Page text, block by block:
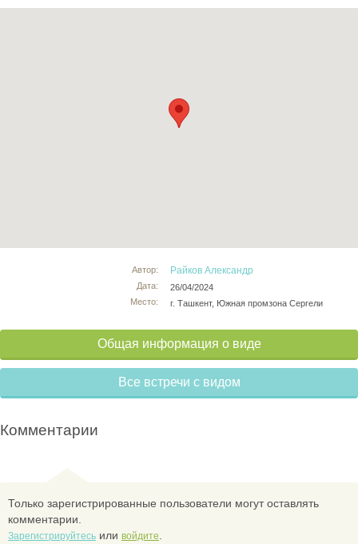
Автор:
Дата:
Место:
Райков Александр
26/04/2024
г. Ташкент, Южная промзона Сергели
Общая информация о виде
Все встречи с видом
Комментарии
Только зарегистрированные пользователи могут оставлять
комментарии.
Зарегистрируйтесь или войдите